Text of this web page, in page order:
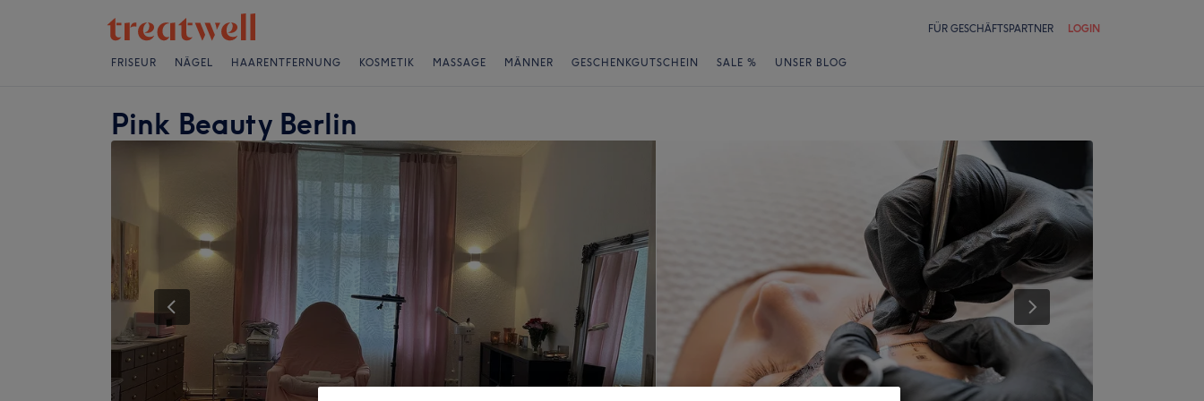
FÜR GESCHÄFTSPARTNER LOGIN
FRISEUR NÄGEL HAARENTFERNUNG KOSMETIK MASSAGE MÄNNER GESCHENKGUTSCHEIN SALE % UNSER BLOG
Pink Beauty Berlin